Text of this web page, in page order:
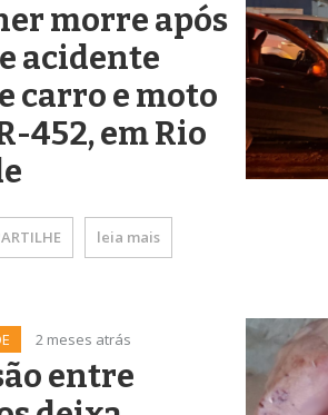
morre após
acidente
carro e moto
452, em Rio
leia mais
2 meses atrás
entre